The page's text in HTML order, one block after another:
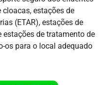
estações de
(ETAR), estações de
estações de tratamento de
os para o local adequado